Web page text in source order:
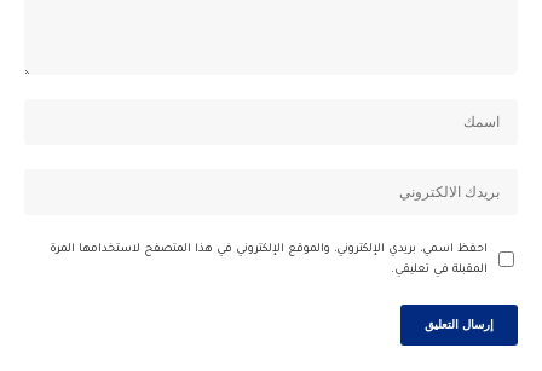
احفظ اسمي، بريدي الإلكتروني، والموقع الإلكتروني في هذا المتصفح لاستخدامها المرة
المقبلة في تعليقي.